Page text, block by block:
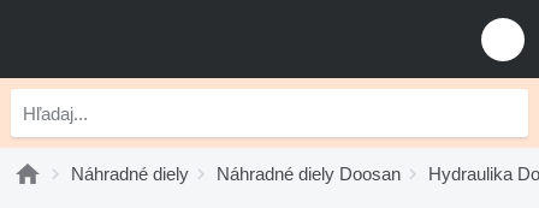
Náhradné diely Náhradné diely Doosan Hydraulika